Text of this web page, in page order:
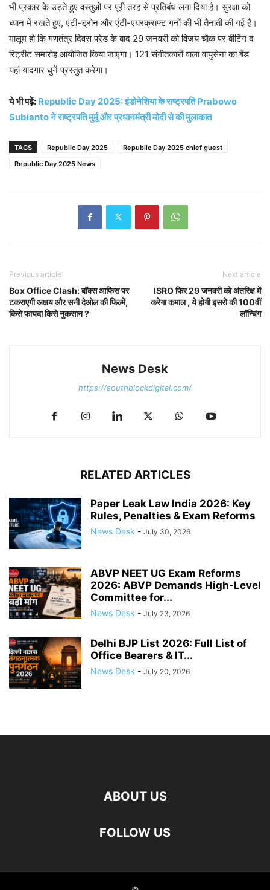
भी प्रकार के उड़ते हुए वस्तुओं पर पूरी तरह से प्रतिबंध लगा दिया है। सुरक्षा को
ध्यान में रखते हुए, एंटी-ड्रोन और एंटी-एयरक्राफ्ट गनों की भी तैनाती की गई है।
मालूम हो कि गणतंत्र दिवस परेड के बाद 29 जनवरी को विजय चौक पर बीटिंग द
रिट्रीट समारोह आयोजित किया जाएगा। 121 संगीतकारों वाला वायुसेना का बैंड
यहां यादगार धुनें प्रस्तुत करेगा।
ये भी पढ़ें: Republic Day 2025: इंडोनेशिया के राष्ट्रपति Prabowo
Subianto ने राष्ट्रपति मुर्मू और प्रधानमंत्री मोदी से की मुलाकात
TAGS Republic Day 2025
Republic Day 2025 chief guest
Republic Day 2025 News
Previous article
Box Office Clash: बॉक्स आफिस पर
टकराएगी अक्षय और सनी देओल की फिल्में,
किसे फायदा किसे नुकसान ?
Next article
ISRO फिर 29 जनवरी को अंतरिक्ष में
करेगा कमाल , ये होगी इसरो की 100वीं
लॉन्चिंग
News Desk
https://southblockdigital.com/
RELATED ARTICLES
Paper Leak Law India 2026: Key
Rules, Penalties & Exam Reforms
News Desk - July 30, 2026
ABVP NEET UG Exam Reforms
2026: ABVP Demands High-Level
Committee for...
News Desk - July 23, 2026
Delhi BJP List 2026: Full List of
Office Bearers & IT...
News Desk - July 20, 2026
ABOUT US
FOLLOW US